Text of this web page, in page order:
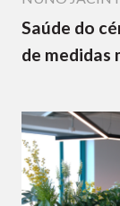
Saúde do
de medidas